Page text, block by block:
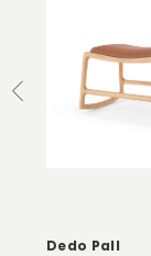
Dedo Pall